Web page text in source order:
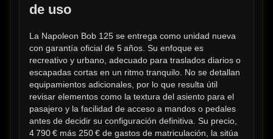
de uso
La Napoleon Bob 125 se entrega como unidad nueva
con garantía oficial de 5 años. Su enfoque es
recreativo y urbano, adecuado para traslados diarios o
escapadas cortas en un ritmo tranquilo. No se detallan
equipamientos adicionales, por lo que resulta útil
revisar elementos como la textura del asiento para el
pasajero y la facilidad de acceso a mandos o pedales
antes de decidir su configuración definitiva. Su precio,
4 790 € más 250 € de gastos de matriculación, la sitúa